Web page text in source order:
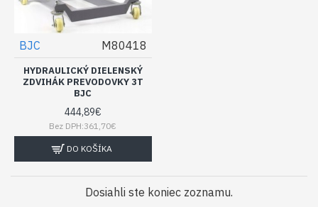
BJC M80418
HYDRAULICKÝ DIELENSKÝ
ZDVIHÁK PREVODOVKY 3T
BJC
444,89€
Bez DPH:361,70€
DO KOŠÍKA
Dosiahli ste koniec zoznamu.